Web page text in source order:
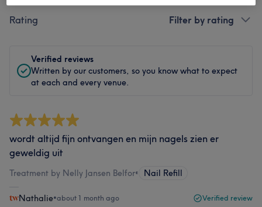
Rating Filter by rating
Verified reviews
Written by our customers, so you know what to expect
at each and every venue.
wordt altijd fijn ontvangen en mijn nagels zien er
geweldig uit
Treatment by Nelly Jansen Belfor• Nail Refill
Nathalie•about 1 month ago Verified review